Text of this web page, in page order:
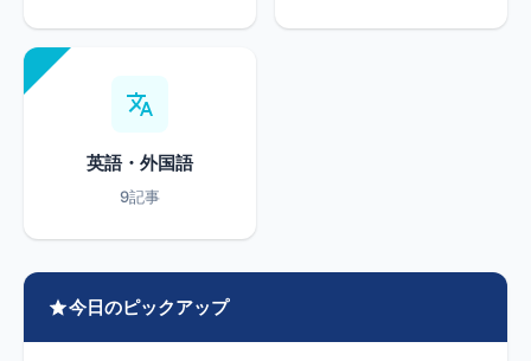
英語・外国語
9記事
今日のピックアップ